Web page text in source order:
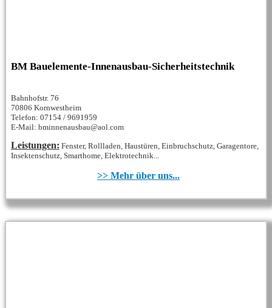
BM Bauelemente-Innenausbau-Sicherheitstechnik
Bahnhofstr. 76
70806 Kornwestheim
Telefon: 07154 / 9691959
E-Mail: bminnenausbau@aol.com
Leistungen: Fenster, Rollladen, Haustüren, Einbruchschutz, Garagentore,
Insektenschutz, Smarthome, Elektrotechnik...
>> Mehr über uns...